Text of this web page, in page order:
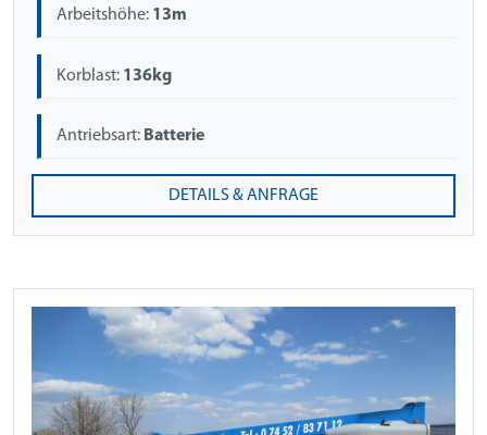
Arbeitshöhe: 13m
Korblast: 136kg
Antriebsart: Batterie
DETAILS & ANFRAGE